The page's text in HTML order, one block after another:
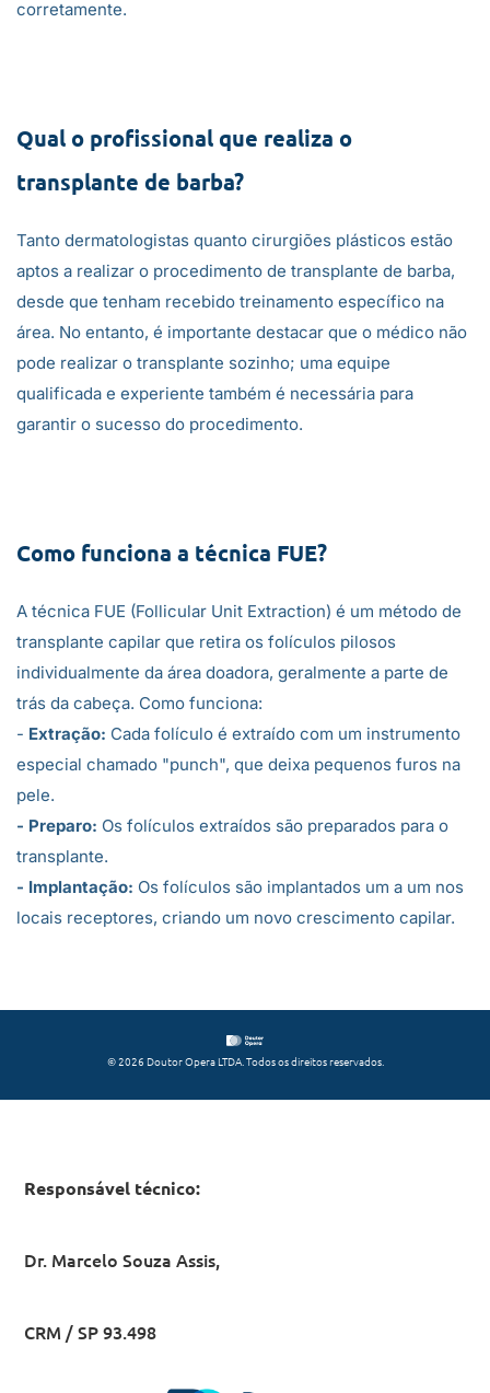
corretamente.
Qual o profissional que realiza o
transplante de barba?
Tanto dermatologistas quanto cirurgiões plásticos estão
aptos a realizar o procedimento de transplante de barba,
desde que tenham recebido treinamento específico na
área. No entanto, é importante destacar que o médico não
pode realizar o transplante sozinho; uma equipe
qualificada e experiente também é necessária para
garantir o sucesso do procedimento.
Como funciona a técnica FUE?
A técnica FUE (Follicular Unit Extraction) é um método de
transplante capilar que retira os folículos pilosos
individualmente da área doadora, geralmente a parte de
trás da cabeça. Como funciona:
- Extração: Cada folículo é extraído com um instrumento
especial chamado "punch", que deixa pequenos furos na
pele.
- Preparo: Os folículos extraídos são preparados para o
transplante.
- Implantação: Os folículos são implantados um a um nos
locais receptores, criando um novo crescimento capilar.
© 2026 Doutor Opera LTDA. Todos os direitos reservados.
Responsável técnico:
Dr. Marcelo Souza Assis,
CRM / SP 93.498